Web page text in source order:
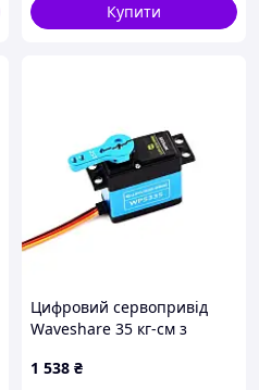
Купити
Цифровий сервопривід
Waveshare 35 кг-см з
моментом 180° -
1 538 ₴